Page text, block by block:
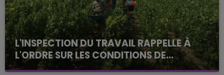
L'INSPECTION DU TRAVAIL RAPPELLE À
L'ORDRE SUR LES CONDITIONS DE...
Alors que les dates de début des vendange 2026